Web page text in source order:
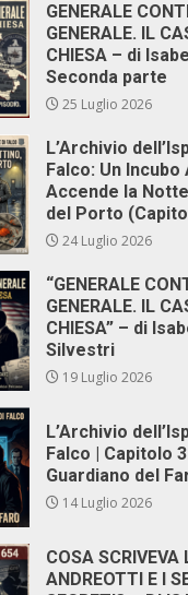
GENERALE
GENERALE. IL
CHIESA – di
Seconda parte
25 Luglio 2026
L’Archivio
Falco: Un
Accende la
del Porto
24 Luglio 2026
“GENERALE
GENERALE. IL
CHIESA” – di
Silvestri
19 Luglio 2026
L’Archivio
Falco | Capitolo
Guardiano del
14 Luglio 2026
COSA SCRIVEVA
ANDREOTTI E I